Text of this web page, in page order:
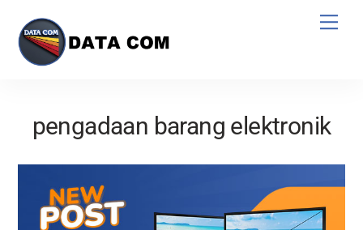
content
pengadaan barang elektronik